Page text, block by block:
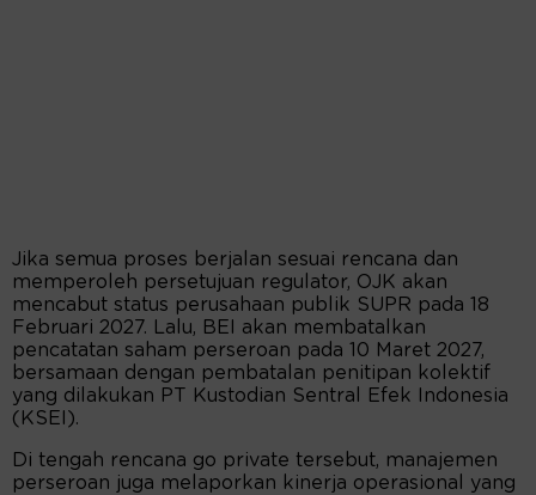
Jika semua proses berjalan sesuai rencana dan
memperoleh persetujuan regulator, OJK akan
mencabut status perusahaan publik SUPR pada 18
Februari 2027. Lalu, BEI akan membatalkan
pencatatan saham perseroan pada 10 Maret 2027,
bersamaan dengan pembatalan penitipan kolektif
yang dilakukan PT Kustodian Sentral Efek Indonesia
(KSEI).
Di tengah rencana go private tersebut, manajemen
perseroan juga melaporkan kinerja operasional yang